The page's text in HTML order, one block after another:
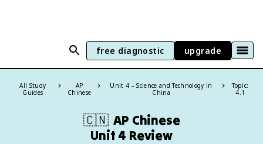
free diagnostic upgrade
All Study
Guides
AP
Chinese
Unit 4 – Science and Technology in
China
Topic:
4.1
🇨🇳 AP Chinese
Unit 4 Review